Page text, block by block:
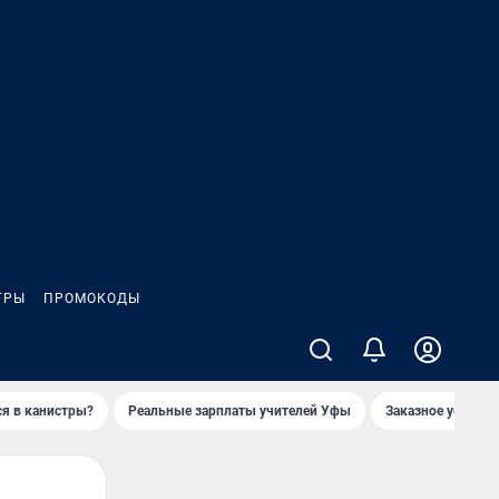
ПРОМОКОДЫ
в канистры? Реальные зарплаты учителей Уфы Заказное